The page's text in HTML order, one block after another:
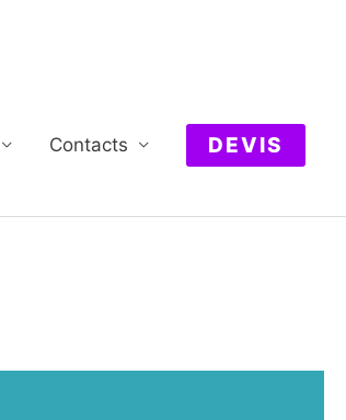
Contacts DEVIS